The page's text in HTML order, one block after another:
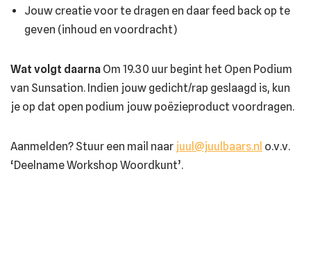
Jouw creatie voor te dragen en daar feed back op te
geven (inhoud en voordracht)
Wat volgt daarna Om 19.30 uur begint het Open Podium
van Sunsation. Indien jouw gedicht/rap geslaagd is, kun
je op dat open podium jouw poëzieproduct voordragen.
Aanmelden? Stuur een mail naar juul@juulbaars.nl o.v.v.
‘Deelname Workshop Woordkunt’.